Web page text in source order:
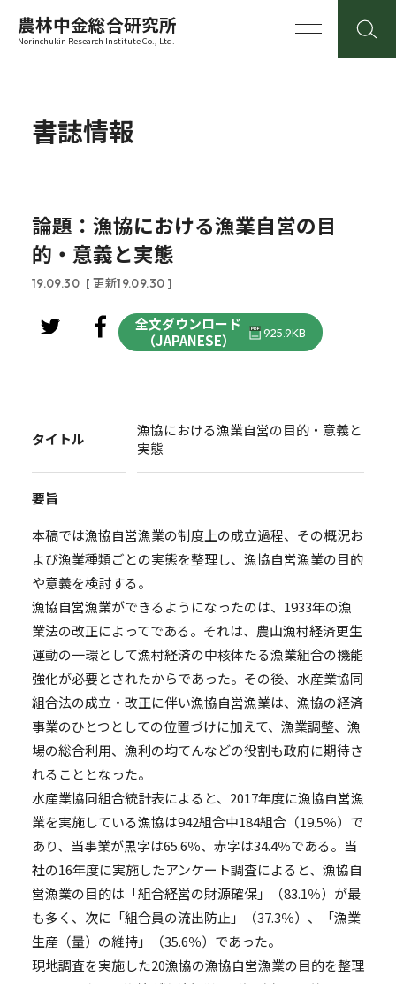
農林中金総合研究所
Norinchukin Research Institute Co., Ltd.
書誌情報
論題：漁協における漁業自営の目
的・意義と実態
19.09.30 [ 更新19.09.30 ]
全文ダウンロード
（JAPANESE）
925.9KB
タイトル
漁協における漁業自営の目的・意義と
実態
要旨
本稿では漁協自営漁業の制度上の成立過程、その概況お
よび漁業種類ごとの実態を整理し、漁協自営漁業の目的
や意義を検討する。
漁協自営漁業ができるようになったのは、1933年の漁
業法の改正によってである。それは、農山漁村経済更生
運動の一環として漁村経済の中核体たる漁業組合の機能
強化が必要とされたからであった。その後、水産業協同
組合法の成立・改正に伴い漁協自営漁業は、漁協の経済
事業のひとつとしての位置づけに加えて、漁業調整、漁
場の総合利用、漁利の均てんなどの役割も政府に期待さ
れることとなった。
水産業協同組合統計表によると、2017年度に漁協自営漁
業を実施している漁協は942組合中184組合（19.5％）で
あり、当事業が黒字は65.6％、赤字は34.4％である。当
社の16年度に実施したアンケート調査によると、漁協自
営漁業の目的は「組合経営の財源確保」（83.1％）が最
も多く、次に「組合員の流出防止」（37.3％）、「漁業
生産（量）の維持」（35.6％）であった。
現地調査を実施した20漁協の漁協自営漁業の目的を整理